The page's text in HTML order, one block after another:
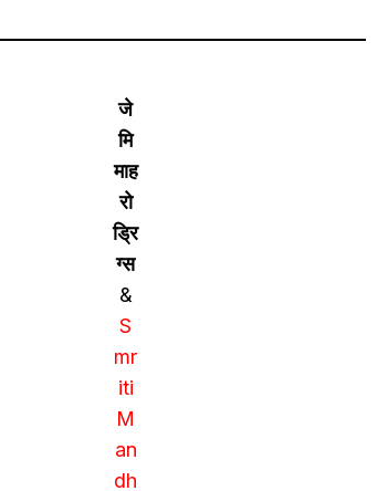
जे
मि
माह
रो
ड्रि
ग्स
&
S
mr
iti
M
an
dh